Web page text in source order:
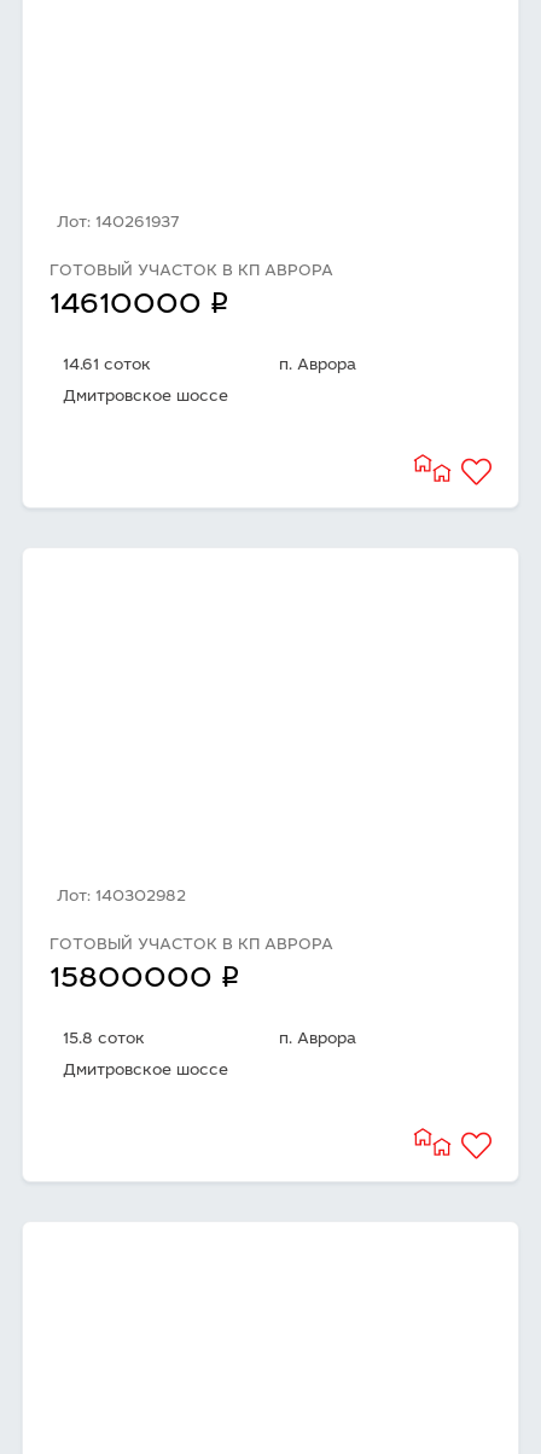
Лот: 140261937
ГОТОВЫЙ УЧАСТОК В КП АВРОРА
14610000 q
14.61 соток
п. Аврора
Дмитровское шоссе
Лот: 140302982
ГОТОВЫЙ УЧАСТОК В КП АВРОРА
15800000 q
15.8 соток
п. Аврора
Дмитровское шоссе